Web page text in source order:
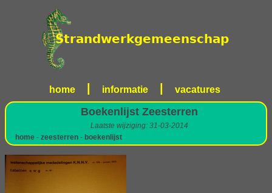
home informatie vacatures
Boekenlijst Zeesterren
Laatste wijziging: 31-03-2014
home - zeesterren - boekenlijst